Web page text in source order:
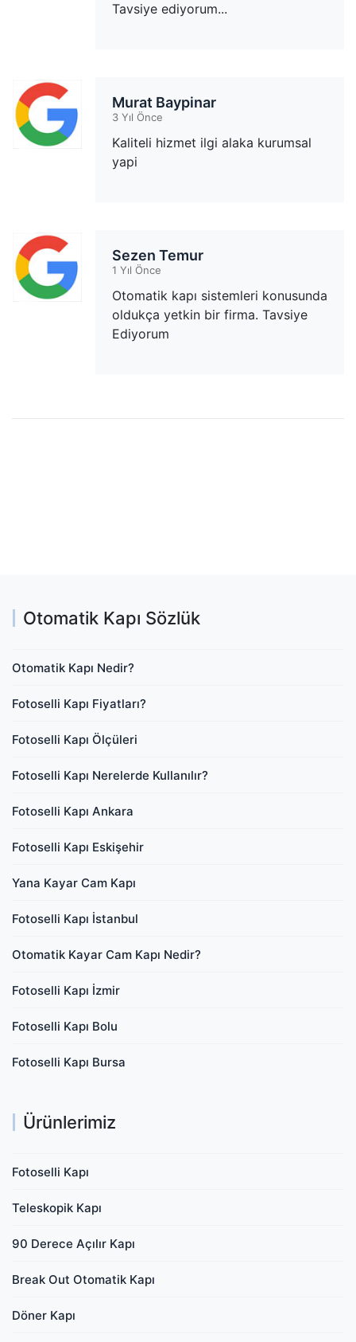
Tavsiye ediyorum...
Murat Baypinar
3 Yıl Önce
Kaliteli hizmet ilgi alaka kurumsal
yapi
Sezen Temur
1 Yıl Önce
Otomatik kapı sistemleri konusunda
oldukça yetkin bir firma. Tavsiye
Ediyorum
Otomatik Kapı Sözlük
Otomatik Kapı Nedir?
Fotoselli Kapı Fiyatları?
Fotoselli Kapı Ölçüleri
Fotoselli Kapı Nerelerde Kullanılır?
Fotoselli Kapı Ankara
Fotoselli Kapı Eskişehir
Yana Kayar Cam Kapı
Fotoselli Kapı İstanbul
Otomatik Kayar Cam Kapı Nedir?
Fotoselli Kapı İzmir
Fotoselli Kapı Bolu
Fotoselli Kapı Bursa
Ürünlerimiz
Fotoselli Kapı
Teleskopik Kapı
90 Derece Açılır Kapı
Break Out Otomatik Kapı
Döner Kapı